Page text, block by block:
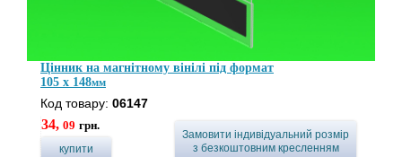
Цінник на магнітному вінілі під формат
105 x 148мм
Код товару: 06147
34, 09 грн.
купити
Замовити індивідуальний розмір
з безкоштовним кресленням